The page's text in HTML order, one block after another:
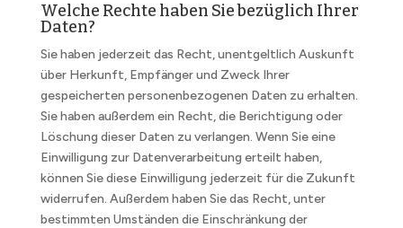
Welche Rechte haben Sie bezüglich Ihrer
Daten?
Sie haben jederzeit das Recht, unentgeltlich Auskunft
über Herkunft, Empfänger und Zweck Ihrer
gespeicherten personenbezogenen Daten zu erhalten.
Sie haben außerdem ein Recht, die Berichtigung oder
Löschung dieser Daten zu verlangen. Wenn Sie eine
Einwilligung zur Datenverarbeitung erteilt haben,
können Sie diese Einwilligung jederzeit für die Zukunft
widerrufen. Außerdem haben Sie das Recht, unter
bestimmten Umständen die Einschränkung der